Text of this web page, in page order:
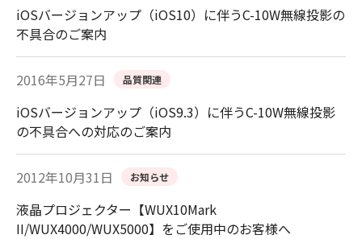
iOSバージョンアップ（iOS10）に伴うC-10W無線投影の
不具合のご案内
2016年5月27日 品質関連
iOSバージョンアップ（iOS9.3）に伴うC-10W無線投影
の不具合への対応のご案内
2012年10月31日 お知らせ
液晶プロジェクター【WUX10Mark
II/WUX4000/WUX5000】をご使用中のお客様へ